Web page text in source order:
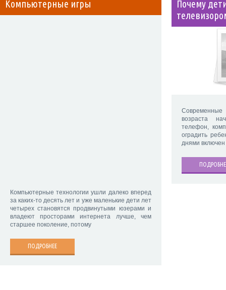
Компьютерные игры
Компьютерные технологии ушли далеко вперед
за каких-то десять лет и уже маленькие дети лет
четырех становятся продвинутыми юзерами и
владеют просторами интернета лучше, чем
старшее поколение, потому
ПОДРОБНЕЕ
Почему
возраста
телефон,
оградить
днями включен